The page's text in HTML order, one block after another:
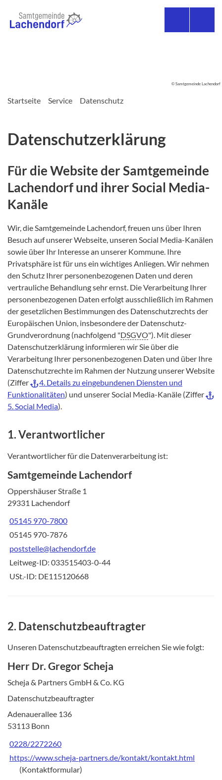
© Samtgemeinde Lachendorf
Startseite Service Datenschutz
Datenschutzerklärung
Für die Website der Samtgemeinde
Lachendorf und ihrer Social Media-
Kanäle
Wir, die Samtgemeinde Lachendorf, freuen uns über Ihren
Besuch auf unserer Webseite, unseren Social Media-Kanälen
sowie über Ihr Interesse an unserer Kommune. Ihre
Privatsphäre ist für uns ein wichtiges Anliegen. Wir nehmen
den Schutz Ihrer personenbezogenen Daten und deren
vertrauliche Behandlung sehr ernst. Die Verarbeitung Ihrer
personenbezogenen Daten erfolgt ausschließlich im Rahmen
der gesetzlichen Bestimmungen des Datenschutzrechts der
Europäischen Union, insbesondere der Datenschutz-
Grundverordnung (nachfolgend "DSGVO"). Mit dieser
Datenschutzerklärung informieren wir Sie über die
Verarbeitung Ihrer personenbezogenen Daten und über Ihre
Datenschutzrechte im Rahmen der Nutzung unserer Website
(Ziffer
4. Details zu eingebundenen Diensten und
Funktionalitäten) und unserer Social Media-Kanäle (Ziffer
5. Social Media).
1. Verantwortlicher
Verantwortlicher für die Datenverarbeitung ist:
Samtgemeinde Lachendorf
Oppershäuser Straße 1
29331 Lachendorf
05145 970-7800
05145 970-7876
poststelle@lachendorf.de
Leitweg-ID: 033515403-0-44
USt.-ID: DE115120668
2. Datenschutzbeauftragter
Unseren Datenschutzbeauftragten erreichen Sie wie folgt:
Herr Dr. Gregor Scheja
Scheja & Partners GmbH & Co. KG
Datenschutzbeauftragter
Adenauerallee 136
53113 Bonn
0228/2272260
https://www.scheja-partners.de/kontakt/kontakt.html
(Kontaktformular)